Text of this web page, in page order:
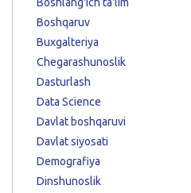
Boshqaruv
Buxgalteriya
Chegarashunoslik
Dasturlash
Data Science
Davlat boshqaruvi
Davlat siyosati
Demografiya
Dinshunoslik